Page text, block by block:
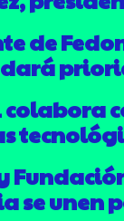
de
dará
colabora
se unen